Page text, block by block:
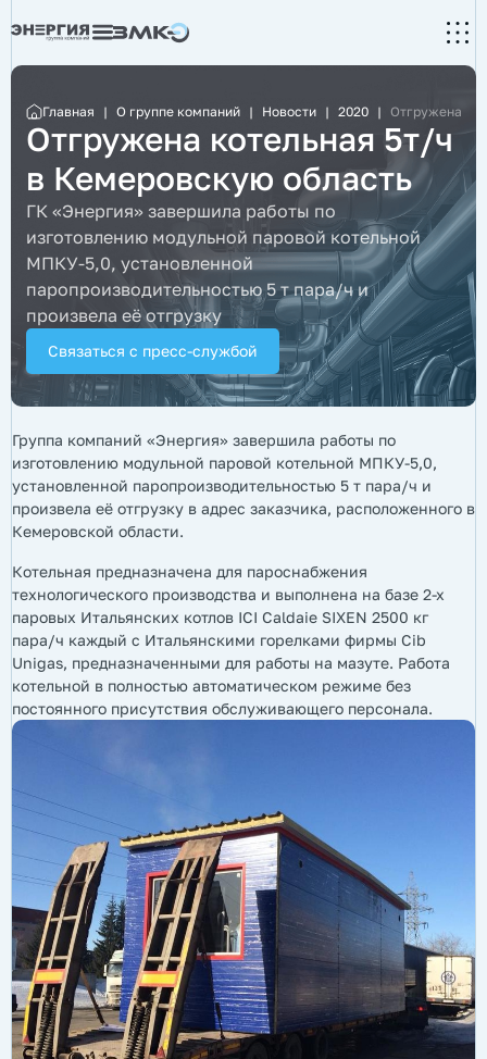
Главная | О группе компаний | Новости | 2020 | Отгружена
Отгружена котельная 5т/ч
в Кемеровскую область
ГК «Энергия» завершила работы по
изготовлению модульной паровой котельной
МПКУ-5,0, установленной
паропроизводительностью 5 т пара/ч и
произвела её отгрузку
Связаться с пресс-службой
Группа компаний «Энергия» завершила работы по
изготовлению модульной паровой котельной МПКУ-5,0,
установленной паропроизводительностью 5 т пара/ч и
произвела её отгрузку в адрес заказчика, расположенного в
Кемеровской области.
Котельная предназначена для пароснабжения
технологического производства и выполнена на базе 2-х
паровых Итальянских котлов ICI Caldaie SIXEN 2500 кг
пара/ч каждый с Итальянскими горелками фирмы Cib
Unigas, предназначенными для работы на мазуте. Работа
котельной в полностью автоматическом режиме без
постоянного присутствия обслуживающего персонала.